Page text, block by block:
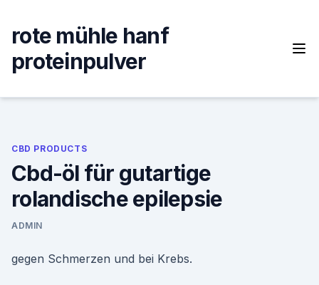
content
rote mühle hanf
proteinpulver
CBD PRODUCTS
Cbd-öl für gutartige
rolandische epilepsie
ADMIN
gegen Schmerzen und bei Krebs.